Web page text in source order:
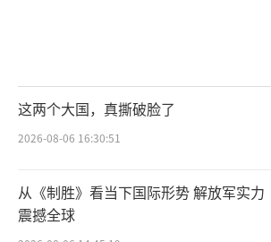
这两个大国，真撕破脸了
2026-08-06 16:30:51
从《制胜》看当下国际形势 解放军实力
震撼全球